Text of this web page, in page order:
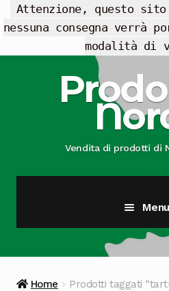
Attenzione, questo
nessuna consegna verrà
modalità di
navigazione
contenuto
Vendita di prodotti di
Menu
Home Prodotti taggati